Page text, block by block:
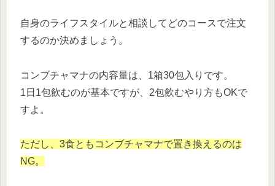
自身のライフスタイルと相談してどのコースで注文
するのか決めましょう。
コンブチャマナの内容量は、1箱30包入りです。
1日1包飲むのが基本ですが、2包飲むやり方もOKで
すよ。
ただし、3食ともコンブチャマナで置き換えるのは
NG。